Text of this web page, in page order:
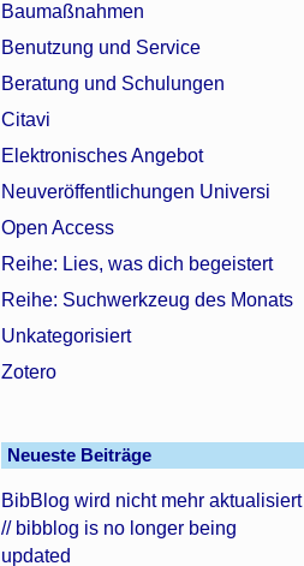
Baumaßnahmen
Benutzung und Service
Beratung und Schulungen
Citavi
Elektronisches Angebot
Neuveröffentlichungen Universi
Open Access
Reihe: Lies, was dich begeistert
Reihe: Suchwerkzeug des Monats
Unkategorisiert
Zotero
Neueste Beiträge
BibBlog wird nicht mehr aktualisiert
// bibblog is no longer being
updated